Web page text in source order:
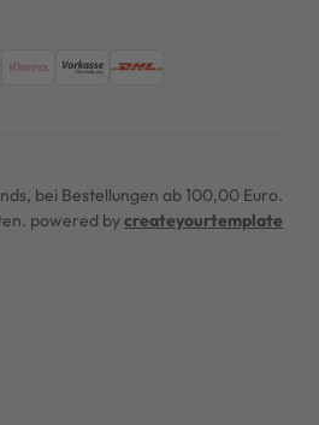
bei Bestellungen ab 100,00 Euro.
powered bycreateyourtemplate